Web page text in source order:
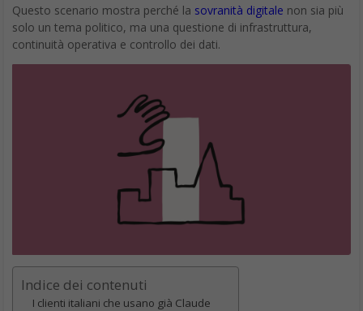
Questo scenario mostra perché la sovranità digitale non sia più
solo un tema politico, ma una questione di infrastruttura,
continuità operativa e controllo dei dati.
Indice dei contenuti
I clienti italiani che usano già Claude